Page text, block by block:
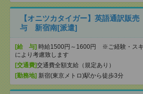
【オニツカタイガー】英語通訳販
与 新宿南[派遣]
[給 与] 時給1500円～1600円 ※ご経験・ス
により考慮致します
[交通費]交通費全額支給（規定あり）
[勤務地] 新宿(東京メトロ)駅から徒歩3分